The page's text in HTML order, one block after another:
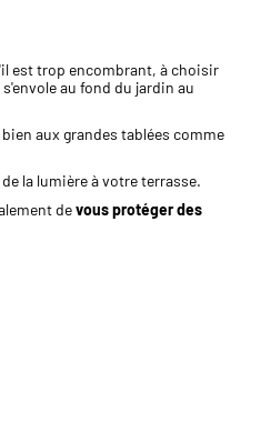
est trop encombrant, à choisir
au fond du jardin au
aux grandes tablées comme
la lumière à votre terrasse.
devous protéger des